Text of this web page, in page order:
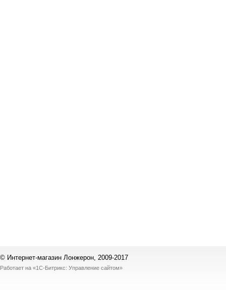
© Интернет-магазин Лонжерон, 2009-2017
Работает на «1С-Битрикс: Управление сайтом»